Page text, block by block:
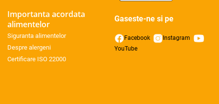
Importanta acordata
alimentelor
Siguranta alimentelor
Despre alergeni
Certificare ISO 22000
Gaseste-ne si pe
Facebook
Instagram
YouTube